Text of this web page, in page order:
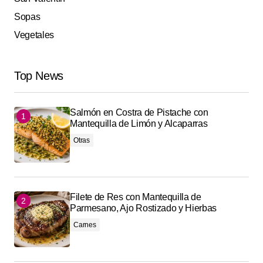
Sopas
Vegetales
Top News
Salmón en Costra de Pistache con
Mantequilla de Limón y Alcaparras
Otras
Filete de Res con Mantequilla de
Parmesano, Ajo Rostizado y Hierbas
Carnes